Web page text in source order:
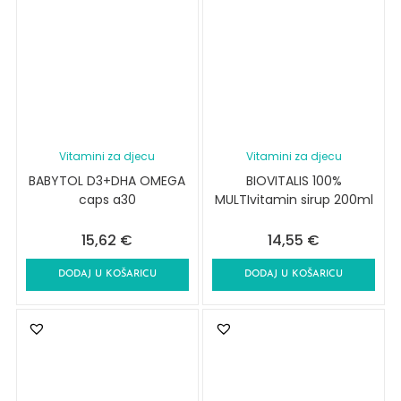
Vitamini za djecu
BABYTOL D3+DHA OMEGA
caps a30
15,62 €
DODAJ U KOŠARICU
Vitamini za djecu
BIOVITALIS 100%
MULTIvitamin sirup 200ml
14,55 €
DODAJ U KOŠARICU